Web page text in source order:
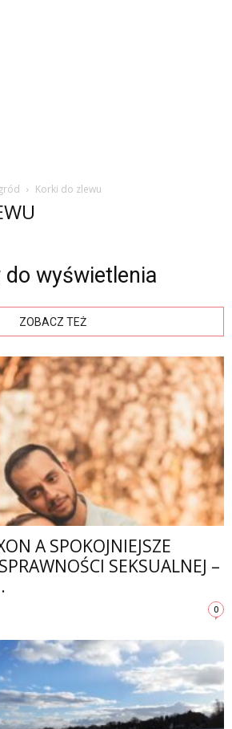
Korki do zlewu
wyświetlenia
ZOBACZ TEŻ
A SPOKOJNIEJSZE
SEKSUALNEJ –
0